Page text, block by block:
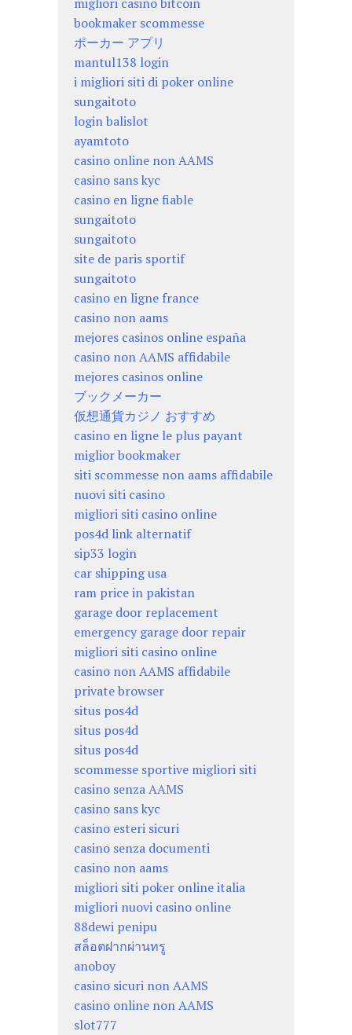
bookmaker scommesse
ポーカー アプリ
mantul138 login
i migliori siti di poker online
sungaitoto
login balislot
ayamtoto
casino online non AAMS
casino sans kyc
casino en ligne fiable
sungaitoto
sungaitoto
site de paris sportif
sungaitoto
casino en ligne france
casino non aams
mejores casinos online españa
casino non AAMS affidabile
mejores casinos online
ブックメーカー
仮想通貨カジノ おすすめ
casino en ligne le plus payant
miglior bookmaker
siti scommesse non aams affidabile
nuovi siti casino
migliori siti casino online
pos4d link alternatif
sip33 login
car shipping usa
ram price in pakistan
garage door replacement
emergency garage door repair
migliori siti casino online
casino non AAMS affidabile
private browser
situs pos4d
situs pos4d
situs pos4d
scommesse sportive migliori siti
casino senza AAMS
casino sans kyc
casino esteri sicuri
casino senza documenti
casino non aams
migliori siti poker online italia
migliori nuovi casino online
88dewi penipu
สล็อตฝากผ่านทรู
anoboy
casino sicuri non AAMS
casino online non AAMS
slot777